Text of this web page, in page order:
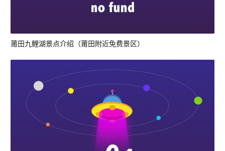
莆田九鲤湖景点介绍（莆田附近免费景区）